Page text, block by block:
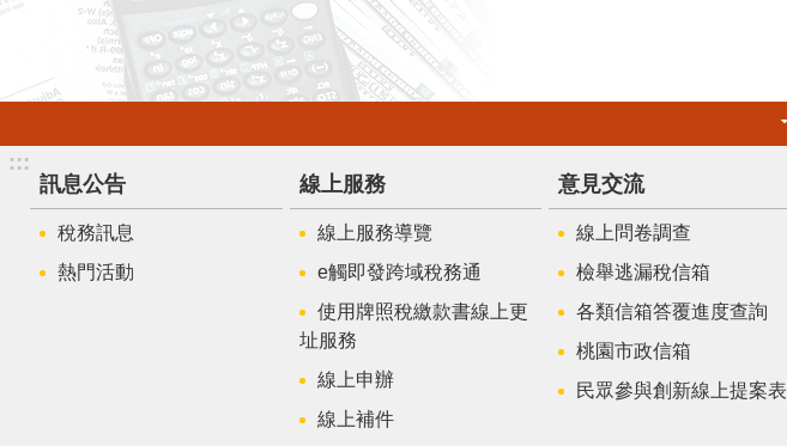
:::
訊息公告
稅務訊息
熱門活動
線上服務
線上服務導覽
e觸即發跨域稅務通
使用牌照稅繳款書線上更
址服務
線上申辦
線上補件
意見交流
線上問卷調查
檢舉逃漏稅信箱
各類信箱答覆進度查詢
桃園市政信箱
民眾參與創新線上提案表